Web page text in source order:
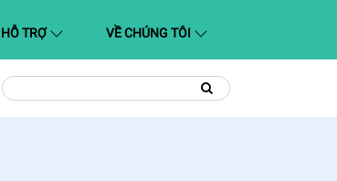
HỖ TRỢ VỀ CHÚNG TÔI
Tìm
kiếm:
Tìm
kiếm